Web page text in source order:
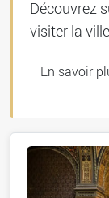
Découvrez
visiter la
En savoir